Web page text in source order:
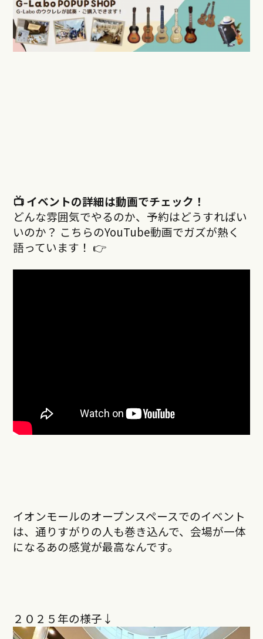
📺 イベントの詳細は動画でチェック！
どんな雰囲気でやるのか、予約はどうすればい
いのか？ こちらのYouTube動画でガズが熱く
語っています！ 👉
イオンモールのオープンスペースでのイベント
は、通りすがりの人も巻き込んで、会場が一体
になるあの感覚が最高なんです。
２０２５年の様子↓